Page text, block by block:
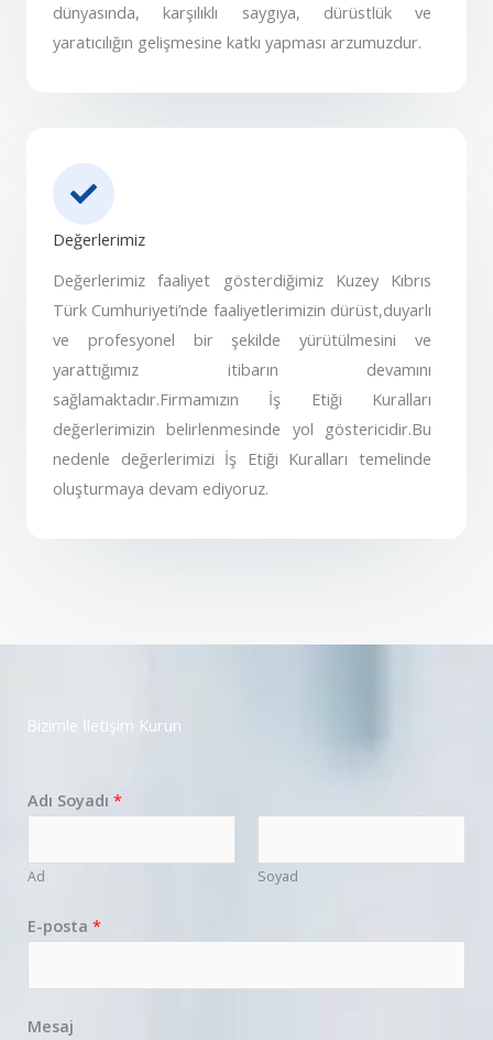
dünyasında, karşılıklı saygıya, dürüstlük ve
yaratıcılığın gelişmesine katkı yapması arzumuzdur.
Değerlerimiz
Değerlerimiz faaliyet gösterdiğimiz Kuzey Kıbrıs
Türk Cumhuriyeti’nde faaliyetlerimizin dürüst,duyarlı
ve profesyonel bir şekilde yürütülmesini ve
yarattığımız itibarın devamını
sağlamaktadır.Firmamızın İş Etiği Kuralları
değerlerimizin belirlenmesinde yol göstericidir.Bu
nedenle değerlerimizi İş Etiği Kuralları temelinde
oluşturmaya devam ediyoruz.
Bizimle İletişim Kurun
Adı Soyadı *
Ad Soyad
E-posta *
Mesaj